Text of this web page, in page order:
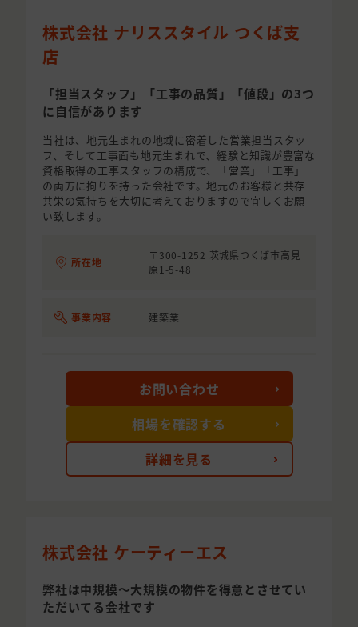
株式会社 ナリススタイル つくば支
店
「担当スタッフ」「工事の品質」「値段」の3つ
に自信があります
当社は、地元生まれの地域に密着した営業担当スタッ
フ、そして工事面も地元生まれで、経験と知識が豊富な
資格取得の工事スタッフの構成で、「営業」「工事」
の両方に拘りを持った会社です。地元のお客様と共存
共栄の気持ちを大切に考えておりますので宜しくお願
い致します。
所在地
〒300-1252 茨城県つくば市高見
原1-5-48
事業内容 建築業
詳細を見る
お問い合わせ
相場を確認する
株式会社 ケーティーエス
弊社は中規模〜大規模の物件を得意とさせてい
ただいてる会社です